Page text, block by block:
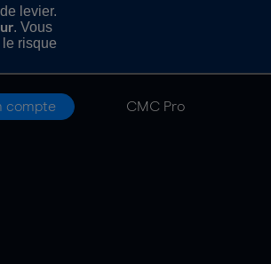
levier.
. Vous
risque
compte CMC Pro